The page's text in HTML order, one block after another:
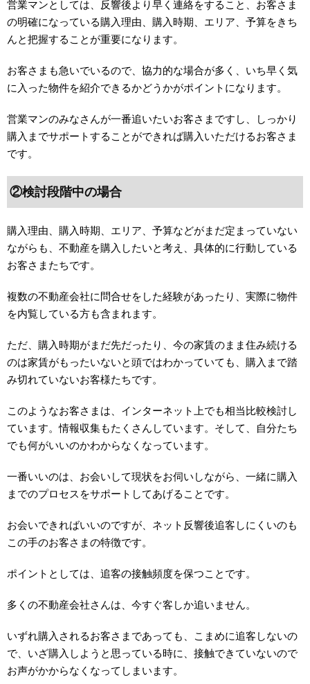
営業マンとしては、反響後より早く連絡をすること、お客さま
の明確になっている購入理由、購入時期、エリア、予算をきち
んと把握することが重要になります。
お客さまも急いでいるので、協力的な場合が多く、いち早く気
に入った物件を紹介できるかどうかがポイントになります。
営業マンのみなさんが一番追いたいお客さまですし、しっかり
購入までサポートすることができれば購入いただけるお客さま
です。
②検討段階中の場合
購入理由、購入時期、エリア、予算などがまだ定まっていない
ながらも、不動産を購入したいと考え、具体的に行動している
お客さまたちです。
複数の不動産会社に問合せをした経験があったり、実際に物件
を内覧している方も含まれます。
ただ、購入時期がまだ先だったり、今の家賃のまま住み続ける
のは家賃がもったいないと頭ではわかっていても、購入まで踏
み切れていないお客様たちです。
このようなお客さまは、インターネット上でも相当比較検討し
ています。情報収集もたくさんしています。そして、自分たち
でも何がいいのかわからなくなっています。
一番いいのは、お会いして現状をお伺いしながら、一緒に購入
までのプロセスをサポートしてあげることです。
お会いできればいいのですが、ネット反響後追客しにくいのも
この手のお客さまの特徴です。
ポイントとしては、追客の接触頻度を保つことです。
多くの不動産会社さんは、今すぐ客しか追いません。
いずれ購入されるお客さまであっても、こまめに追客しないの
で、いざ購入しようと思っている時に、接触できていないので
お声がかからなくなってしまいます。